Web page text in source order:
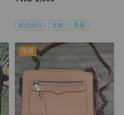
狀況尚可 本地 免運
降價